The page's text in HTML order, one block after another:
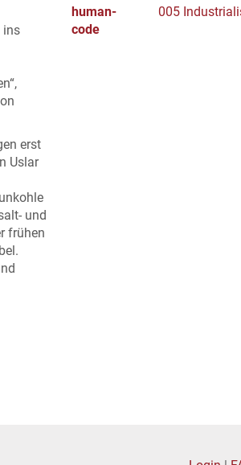
ins
erst
Uslar
und
frühen
human-
code
005